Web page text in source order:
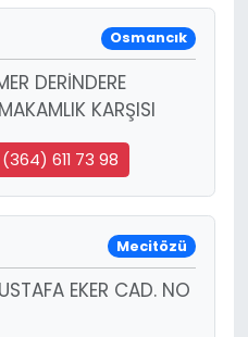
Osmancık
DERİNDERE
KARŞISI
611 73 98
Mecitözü
EKER CAD. NO